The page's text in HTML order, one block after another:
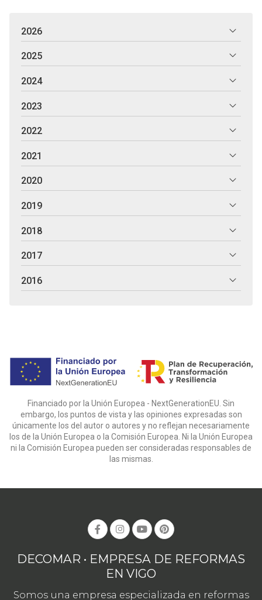
2026
2025
2024
2023
2022
2021
2020
2019
2018
2017
2016
Financiado por la Unión Europea - NextGenerationEU. Sin
embargo, los puntos de vista y las opiniones expresadas son
únicamente los del autor o autores y no reflejan necesariamente
los de la Unión Europea o la Comisión Europea. Ni la Unión Europea
ni la Comisión Europea pueden ser consideradas responsables de
las mismas.
DECOMAR • EMPRESA DE REFORMAS
EN VIGO
Somos una empresa especializada en reformas